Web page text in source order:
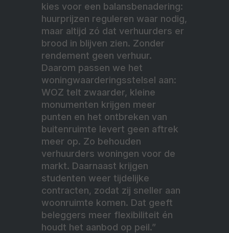
kies voor een balansbenadering:
huurprijzen reguleren waar nodig,
maar altijd zó dat verhuurders er
brood in blijven zien. Zonder
rendement geen verhuur.
Daarom passen we het
woningwaarderingsstelsel aan:
WOZ telt zwaarder, kleine
monumenten krijgen meer
punten en het ontbreken van
buitenruimte levert geen aftrek
meer op. Zo behouden
verhuurders woningen voor de
markt. Daarnaast krijgen
studenten weer tijdelijke
contracten, zodat zij sneller aan
woonruimte komen. Dat geeft
beleggers meer flexibiliteit én
houdt het aanbod op peil.”